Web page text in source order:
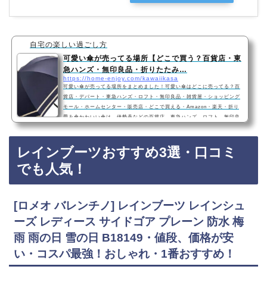
自宅の楽しい過ごし方
可愛い傘が売ってる場所【どこで買う？百貨店・東
急ハンズ・無印良品・折りたたみ…
https://home-enjoy.com/kawaiikasa
可愛い傘が売ってる場所をまとめました！可愛い傘はどこに売ってる？百
貨店・デパート・東急ハンズ・ロフト・無印良品・雑貨屋・ショッピング
モール・ホームセンター・販売店・どこで買える・Amazon・楽天・折り
畳み傘かわいい傘は、伊勢丹などの百貨店、東急ハンズ、ロフト、無印良
品、雑貨屋、ホームセンター、ショッピングモールなどに売っています！
Amazonや楽天でも、可愛くて人気の傘を手軽に買えておすすめです！か
わいい傘おすすめ3選・女性に人気・レディース・2021年最新 完全遮光 U
Vカット 99.9％以上 超撥水 耐風骨 日傘 …
レインブーツおすすめ3選・口コミ
でも人気！
[ロメオ バレンチノ] レインブーツ レインシュ
ーズ レディース サイドゴア プレーン 防水 梅
雨 雨の日 雪の日 B18149・値段、価格が安
い・コスパ最強！おしゃれ・1番おすすめ！